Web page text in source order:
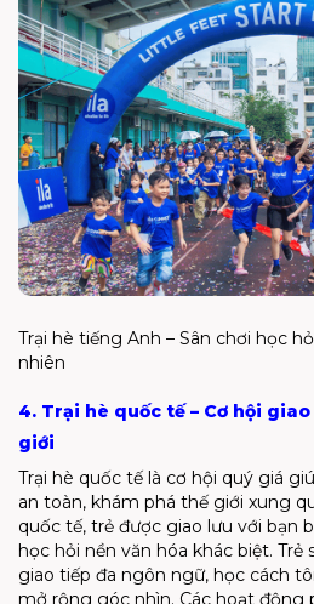
Trại hè tiếng Anh – Sân chơi học
nhiên
4. Trại hè quốc tế – Cơ hội
giới
Trại hè quốc tế là cơ hội quý giá
an toàn, khám phá thế giới xung
quốc tế, trẻ được giao lưu với bạn
học hỏi nền văn hóa khác biệt. Trẻ
giao tiếp đa ngôn ngữ, học cách
mở rộng góc nhìn. Các hoạt động